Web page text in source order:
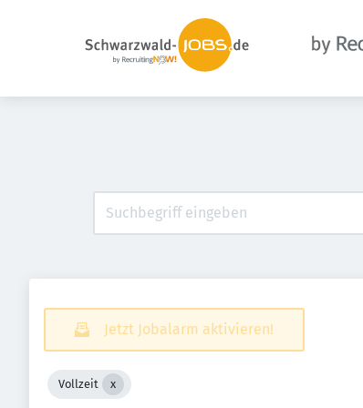
Jetzt Jobalarm aktivieren!
Vollzeit